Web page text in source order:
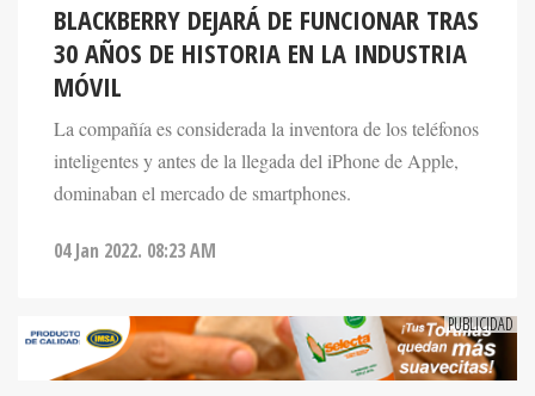
BLACKBERRY DEJARÁ DE FUNCIONAR TRAS
30 AÑOS DE HISTORIA EN LA INDUSTRIA
MÓVIL
La compañía es considerada la inventora de los teléfonos
inteligentes y antes de la llegada del iPhone de Apple,
dominaban el mercado de smartphones.
04 Jan 2022. 08:23 AM